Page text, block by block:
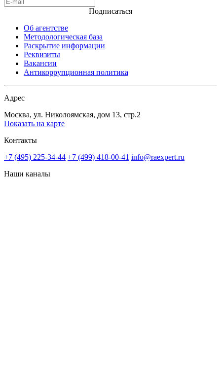
Подписаться
Об агентстве
Методологическая база
Раскрытие информации
Реквизиты
Вакансии
Антикоррупционная политика
Адрес
Москва, ул. Николоямская, дом 13, стр.2
Показать на карте
Контакты
+7 (495) 225-34-44 +7 (499) 418-00-41 info@raexpert.ru
Наши каналы